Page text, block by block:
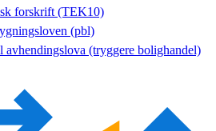
forskrift (TEK10)
(pbl)
avhendingslova (tryggere bolighandel)